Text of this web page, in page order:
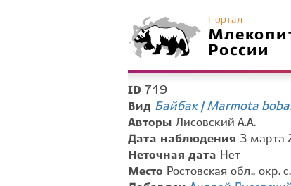
Портал
России
ID 719
Вид Байбак | Marmota
Авторы Лисовский А.А.
Дата наблюдения 3 марта
Неточная дата Нет
Место Ростовская обл.,